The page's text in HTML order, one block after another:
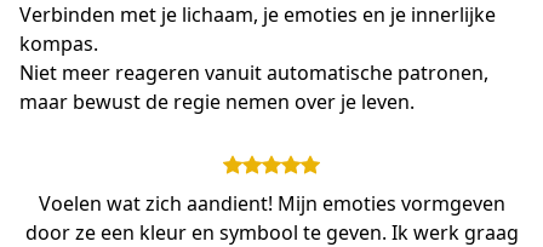
Verbinden met je lichaam, je emoties en je innerlijke
kompas.
Niet meer reageren vanuit automatische patronen,
maar bewust de regie nemen over je leven.
Voelen wat zich aandient! Mijn emoties vormgeven
door ze een kleur en symbool te geven. Ik werk graag